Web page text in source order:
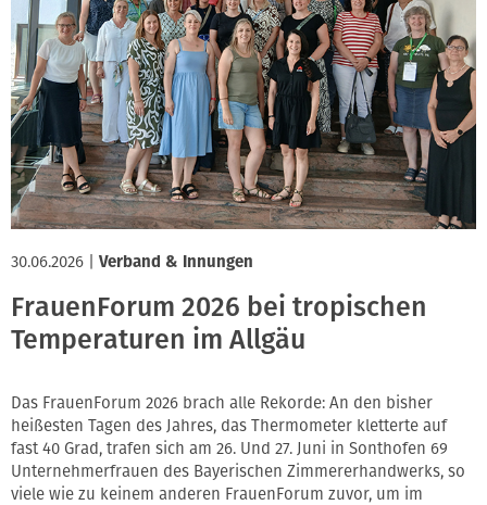
30.06.2026 Verband & Innungen
FrauenForum 2026 bei tropischen
Temperaturen im Allgäu
Das FrauenForum 2026 brach alle Rekorde: An den bisher
heißesten Tagen des Jahres, das Thermometer kletterte auf
fast 40 Grad, trafen sich am 26. Und 27. Juni in Sonthofen 69
Unternehmerfrauen des Bayerischen Zimmererhandwerks, so
viele wie zu keinem anderen FrauenForum zuvor, um im